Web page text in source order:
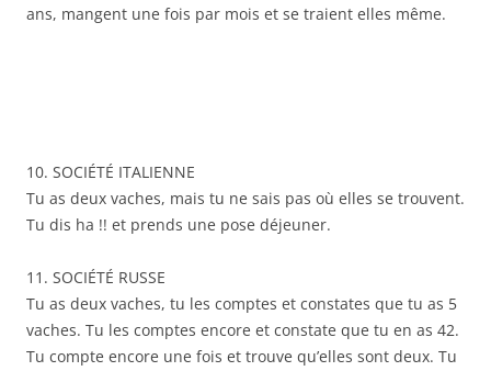
ans, mangent une fois par mois et se traient elles même.
10. SOCIÉTÉ ITALIENNE
Tu as deux vaches, mais tu ne sais pas où elles se trouvent.
Tu dis ha !! et prends une pose déjeuner.
11. SOCIÉTÉ RUSSE
Tu as deux vaches, tu les comptes et constates que tu as 5
vaches. Tu les comptes encore et constate que tu en as 42.
Tu compte encore une fois et trouve qu’elles sont deux. Tu